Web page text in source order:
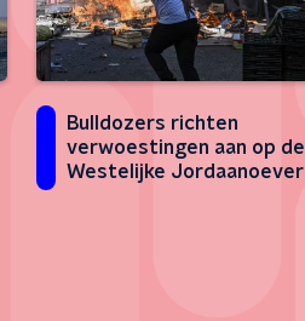
Bulldozers richten
verwoestingen aan op de
Westelijke Jordaanoever